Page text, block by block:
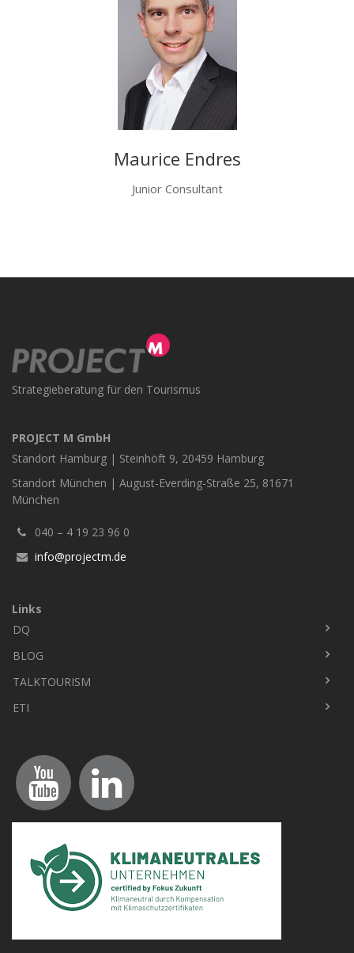
Maurice Endres
Junior Consultant
Strategieberatung für den Tourismus
PROJECT M GmbH
Standort Hamburg | Steinhöft 9, 20459 Hamburg
Standort München | August-Everding-Straße 25, 81671
München
040 – 4 19 23 96 0
info@projectm.de
Links
Fußbereich
DQ
BLOG
TALKTOURISM
ETI